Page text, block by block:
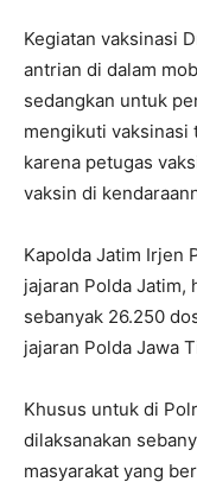
Kegiatan vaksinasi
antrian di dalam
sedangkan untuk
mengikuti vaksinasi
karena petugas
vaksin di
Kapolda Jatim Irjen
jajaran Polda Jatim,
sebanyak 26.250
jajaran Polda Jawa
Khusus untuk di
dilaksanakan
masyarakat yang